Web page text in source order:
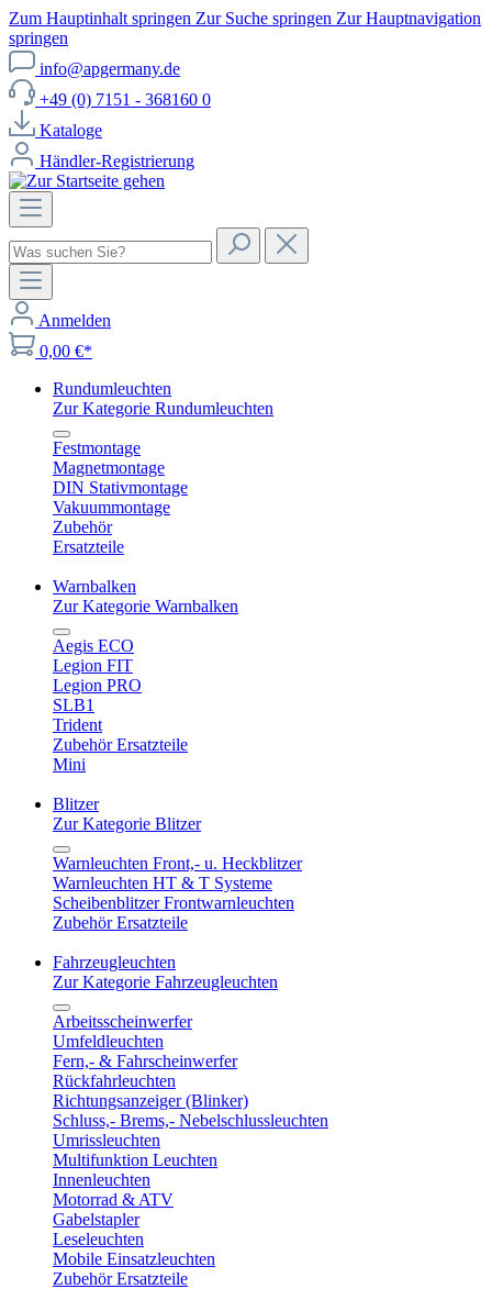
Zum Hauptinhalt springen Zur Suche springen Zur Hauptnavigation
springen
info@apgermany.de
+49 (0) 7151 - 368160 0
Kataloge
Händler-Registrierung
Anmelden
0,00 €*
Rundumleuchten
Zur Kategorie Rundumleuchten
Festmontage
Magnetmontage
DIN Stativmontage
Vakuummontage
Zubehör
Ersatzteile
Warnbalken
Zur Kategorie Warnbalken
Aegis ECO
Legion FIT
Legion PRO
SLB1
Trident
Zubehör Ersatzteile
Mini
Blitzer
Zur Kategorie Blitzer
Warnleuchten Front,- u. Heckblitzer
Warnleuchten HT & T Systeme
Scheibenblitzer Frontwarnleuchten
Zubehör Ersatzteile
Fahrzeugleuchten
Zur Kategorie Fahrzeugleuchten
Arbeitsscheinwerfer
Umfeldleuchten
Fern,- & Fahrscheinwerfer
Rückfahrleuchten
Richtungsanzeiger (Blinker)
Schluss,- Brems,- Nebelschlussleuchten
Umrissleuchten
Multifunktion Leuchten
Innenleuchten
Motorrad & ATV
Gabelstapler
Leseleuchten
Mobile Einsatzleuchten
Zubehör Ersatzteile